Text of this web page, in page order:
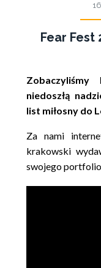
Fear
niedoszłą
list miłosny do
Za nami
krakowski
swojego